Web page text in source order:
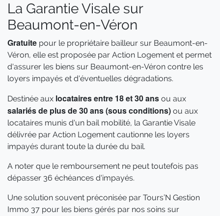
La Garantie Visale sur
Beaumont-en-Véron
Gratuite pour le propriétaire bailleur sur Beaumont-en-
Véron, elle est proposée par Action Logement et permet
d'assurer les biens sur Beaumont-en-Véron contre les
loyers impayés et d'éventuelles dégradations.
Destinée aux locataires entre 18 et 30 ans ou aux
salariés de plus de 30 ans (sous conditions) ou aux
locataires munis d'un bail mobilité, la Garantie Visale
délivrée par Action Logement cautionne les loyers
impayés durant toute la durée du bail.
A noter que le remboursement ne peut toutefois pas
dépasser 36 échéances d'impayés.
Une solution souvent préconisée par Tours’N Gestion
Immo 37 pour les biens gérés par nos soins sur